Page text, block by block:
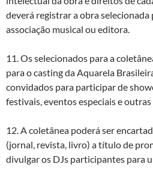
deverá registrar a obra selecionada
associação musical ou editora.
11. Os selecionados para a
para o casting da Aquarela
convidados para participar de
festivais, eventos especiais e outras
12. A coletânea poderá ser
(jornal, revista, livro) a título de
divulgar os DJs participantes para